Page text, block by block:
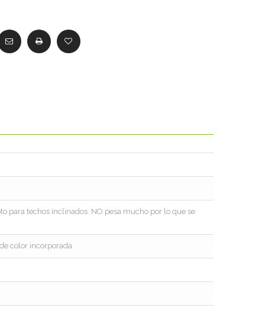
para techos inclinados. NO pesa mucho por lo que se
color incorporada